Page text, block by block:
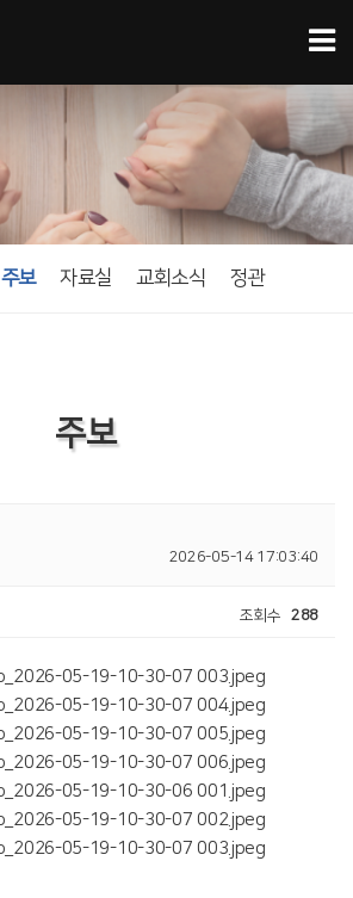
주보 자료실 교회소식 정관
주보
2026-05-14 17:03:40
조회수 288